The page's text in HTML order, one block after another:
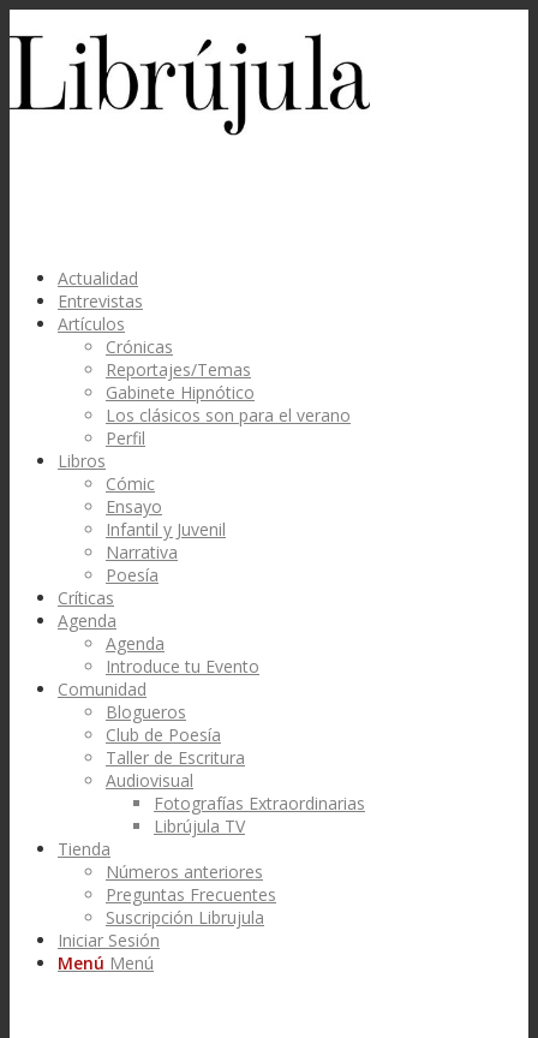
Actualidad
Entrevistas
Artículos
Crónicas
Reportajes/Temas
Gabinete Hipnótico
Los clásicos son para el verano
Perfil
Libros
Cómic
Ensayo
Infantil y Juvenil
Narrativa
Poesía
Críticas
Agenda
Agenda
Introduce tu Evento
Comunidad
Blogueros
Club de Poesía
Taller de Escritura
Audiovisual
Fotografías Extraordinarias
Librújula TV
Tienda
Números anteriores
Preguntas Frecuentes
Suscripción Librujula
Iniciar Sesión
Menú Menú